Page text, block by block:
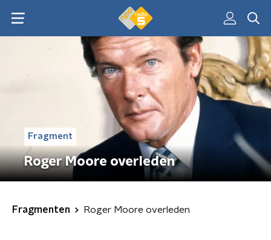
Fragment
Roger Moore overleden
Fragmenten Roger Moore overleden